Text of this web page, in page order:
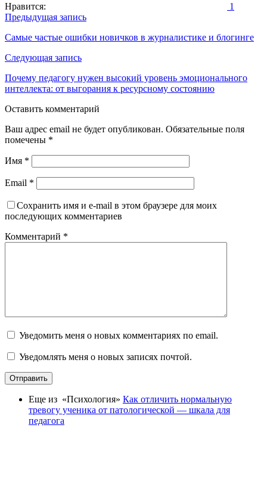
Нравится: 1
Навигация
по
записям
Предыдущая запись
Самые частые ошибки новичков в журналистике и блогинге
Следующая запись
Почему педагогу нужен высокий уровень эмоционального
интеллекта: от выгорания к ресурсному состоянию
Оставить комментарий
Ваш адрес email не будет опубликован. Обязательные поля
помечены *
Имя *
Email *
Сохранить имя и e-mail в этом браузере для моих
последующих комментариев
Комментарий *
Уведомить меня о новых комментариях по email.
Уведомлять меня о новых записях почтой.
Отправить
Еще из «Психология» Как отличить нормальную
тревогу ученика от патологической — шкала для
педагога